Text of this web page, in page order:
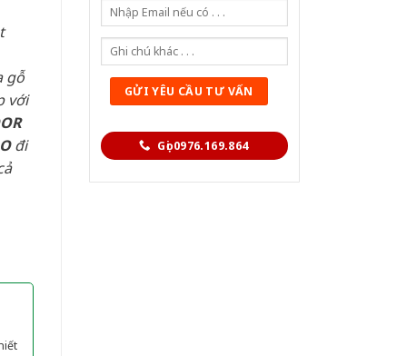
Gọi 0976.169.864
gỗ
với
đi